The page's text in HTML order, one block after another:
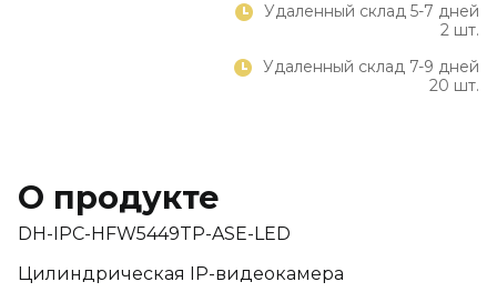
Удаленный склад 5-7 дней
2 шт.
Удаленный склад 7-9 дней
20 шт.
О продукте
DH-IPC-HFW5449TP-ASE-LED
Цилиндрическая IP-видеокамера